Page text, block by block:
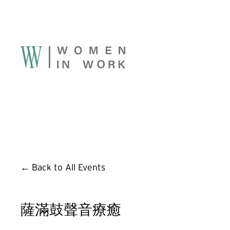
Back to All Events
薩滿鼓聲音療癒